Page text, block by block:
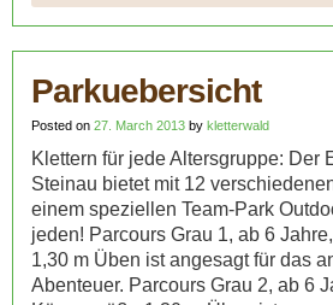
Parkuebersicht
Posted on 27. March 2013 by kletterwald
Klettern für jede Altersgruppe: Der
Steinau bietet mit 12
einem speziellen Team-Park
jeden! Parcours Grau 1, ab 6
1,30 m Üben ist angesagt für das
Abenteuer. Parcours Grau 2, ab 6